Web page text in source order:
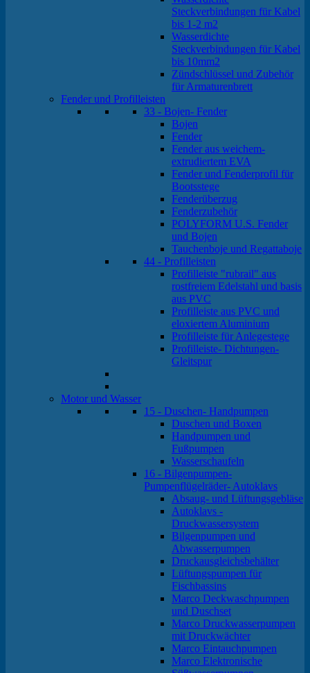
Steckverbindungen für Kabel
bis 1-2 m2
Wasserdichte
Steckverbindungen für Kabel
bis 10mm2
Zündschlüssel und Zubehör
für Armaturenbrett
Fender und Profilleisten
33 - Bojen- Fender
Bojen
Fender
Fender aus weichem-
extrudiertem EVA
Fender und Fenderprofil für
Bootsstege
Fenderüberzug
Fenderzubehör
POLYFORM U.S. Fender
und Bojen
Tauchenboje und Regattaboje
44 - Profilleisten
Profilleiste "rubrail" aus
rostfreiem Edelstahl und basis
aus PVC
Profilleiste aus PVC und
eloxiertem Aluminium
Profilleiste für Anlegestege
Profilleiste- Dichtungen-
Gleitspur
Motor und Wasser
15 - Duschen- Handpumpen
Duschen und Boxen
Handpumpen und
Fußpumpen
Wasserschaufeln
16 - Bilgenpumpen-
Pumpenflügelräder- Autoklavs
Absaug- und Lüftungsgebläse
Autoklavs -
Druckwassersystem
Bilgenpumpen und
Abwasserpumpen
Druckausgleichsbehälter
Lüftungspumpen für
Fischbassins
Marco Deckwaschpumpen
und Duschset
Marco Druckwasserpumpen
mit Druckwächter
Marco Eintauchpumpen
Marco Elektronische